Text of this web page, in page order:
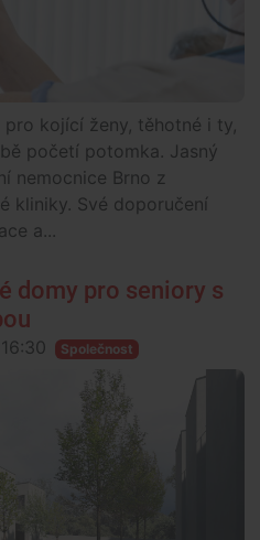
kojící ženy, těhotné i ty,
početí potomka. Jasný
nemocnice Brno z
kliniky. Své doporučení
a...
domy pro seniory s
Společnost